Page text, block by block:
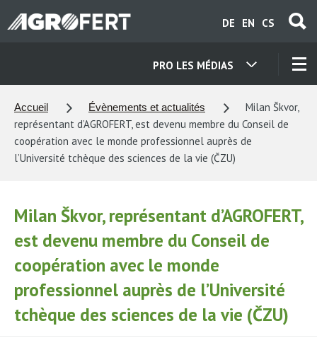
au
CS
EN
DE
PRO LES MÉDIAS
CONTACTS
Accueil Évènements et actualités
Milan Škvor,
représentant d’AGROFERT, est devenu membre du Conseil de
coopération avec le monde professionnel auprès de
l’Université tchèque des sciences de la vie (ČZU)
Milan Škvor, représentant d’AGROFERT,
est devenu membre du Conseil de
coopération avec le monde
professionnel auprès de l’Université
tchèque des sciences de la vie (ČZU)